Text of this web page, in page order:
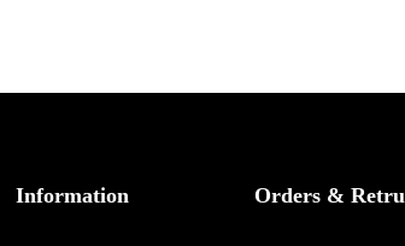
Information Orders &